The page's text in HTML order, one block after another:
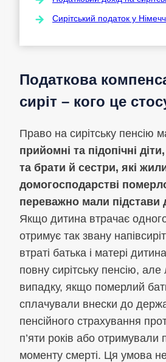
Сирітський податок у
Податкова
сиріт – кого це
Право на сирітську пенсію
прийомні та підопічні
та брати й сестри, які
домогосподарстві
переважно мали підстави
Якщо дитина втрачає
отримує так звану
втраті батька і матері
повну сирітську пенсію,
випадку, якщо померлий
сплачували внески до
пенсійного страхування
п’яти років або отримували
моменту смерті. Ця умова